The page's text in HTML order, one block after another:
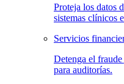
Proteja los datos
sistemas clínicos
Servicios
Detenga el
para auditorías.